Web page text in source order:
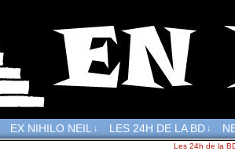
EX NIHILO NEIL ↓ LES 24H DE LA BD ↓
Les 24h de la